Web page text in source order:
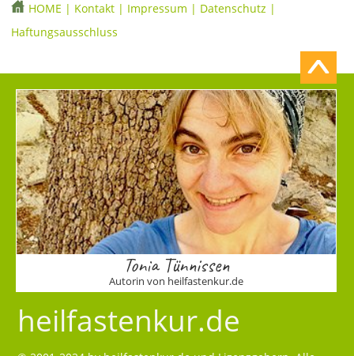
HOME | Kontakt | Impressum | Datenschutz |
Haftungsausschluss
Tonia Tünnissen
Autorin von heilfastenkur.de
heilfastenkur.de